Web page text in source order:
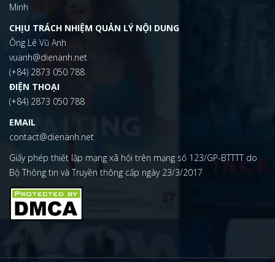
Minh
CHỊU TRÁCH NHIỆM QUẢN LÝ NỘI DUNG
Ông Lê Vũ Anh
vuanh@dienanh.net
(+84) 2873 050 788
ĐIỆN THOẠI
(+84) 2873 050 788
EMAIL
contact@dienanh.net
Giấy phép thiết lập mạng xã hội trên mạng số 123/GP-BTTTT do
Bộ Thông tin và Truyền thông cấp ngày 23/3/2017